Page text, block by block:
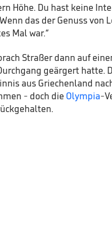
Höhe. Du hast keine
das der Genuss von
Mal war.“
Straßer dann auf
geärgert hatte.
aus Griechenland
- doch die Olympia-